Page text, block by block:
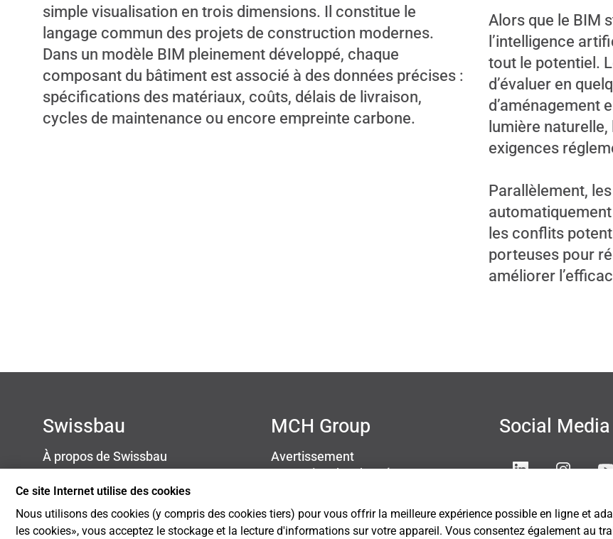
simple visualisation en trois dimensions. Il constitue le
langage commun des projets de construction modernes.
Dans un modèle BIM pleinement développé, chaque
composant du bâtiment est associé à des données précises :
spécifications des matériaux, coûts, délais de livraison,
cycles de maintenance ou encore empreinte carbone.
Alors que le BIM
l’intelligence
tout le potentiel.
d’évaluer en
d’aménagement
lumière
exigences
Parallèlement,
les conflits
porteuses pour
améliorer
Swissbau
À propos de Swissbau
Newsletter
Blog
Développement durable
MCH Group
Avertissement
Cookie Settings
Social Media
Ce site Internet utilise des cookies
Nous utilisons des cookies (y compris des cookies tiers) pour vous offrir la meilleure expérience possible en ligne et
les cookies», vous acceptez le stockage et la lecture d'informations sur votre appareil. Vous consentez également au